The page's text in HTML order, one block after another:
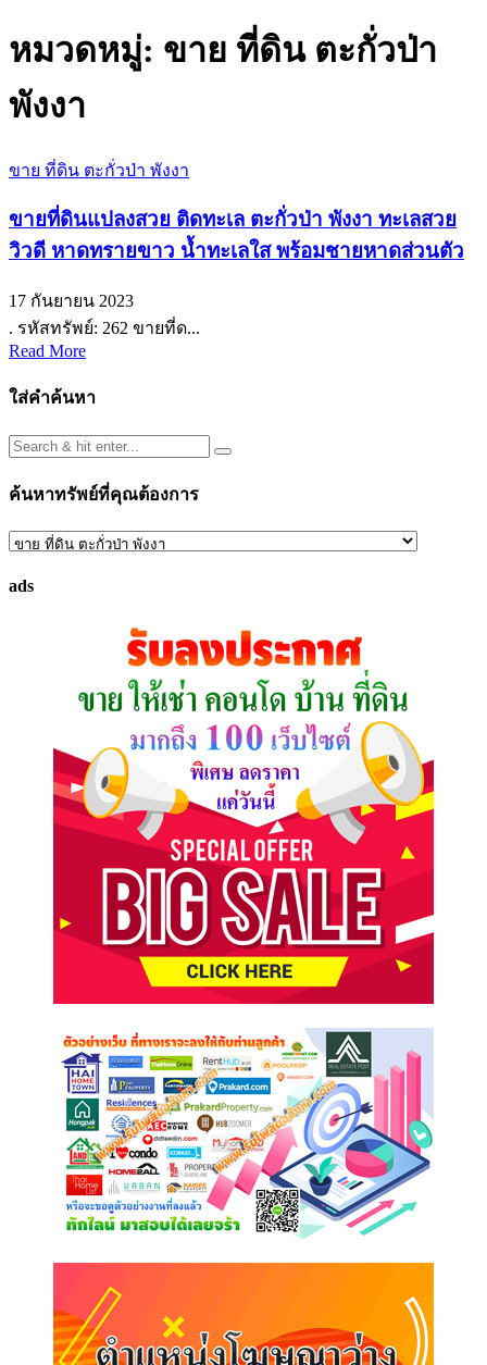
หมวดหมู่: ขาย ที่ดิน ตะกั่วป่า
พังงา
ขาย ที่ดิน ตะกั่วป่า พังงา
ขายที่ดินแปลงสวย ติดทะเล ตะกั่วป่า พังงา ทะเลสวย
วิวดี หาดทรายขาว น้ำทะเลใส พร้อมชายหาดส่วนตัว
17 กันยายน 2023
. รหัสทรัพย์: 262 ขายที่ด...
Read More
ใส่คำค้นหา
ค้นหาทรัพย์ที่คุณต้องการ
ค้นหา
ที่
ads